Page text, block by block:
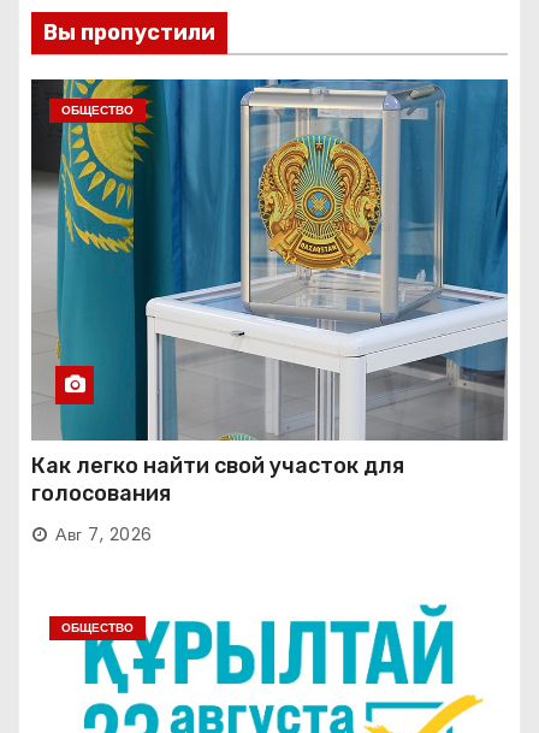
Вы пропустили
ОБЩЕСТВО
Как легко найти свой участок для
голосования
Авг 7, 2026
ОБЩЕСТВО